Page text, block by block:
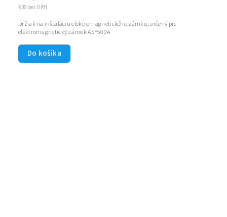
€39 bez DPH
Do košíka
Držiak na inštaláciu elektromagnetického zámku, určený pre
elektromagnetický zámok ASF500A